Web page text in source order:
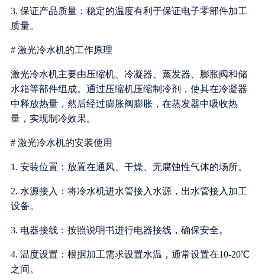
3. 保证产品质量：稳定的温度有利于保证电子零部件加工
质量。
# 激光冷水机的工作原理
激光冷水机主要由压缩机、冷凝器、蒸发器、膨胀阀和储
水箱等部件组成。通过压缩机压缩制冷剂，使其在冷凝器
中释放热量，然后经过膨胀阀膨胀，在蒸发器中吸收热
量，实现制冷效果。
# 激光冷水机的安装使用
1. 安装位置：放置在通风、干燥、无腐蚀性气体的场所。
2. 水源接入：将冷水机进水管接入水源，出水管接入加工
设备。
3. 电器接线：按照说明书进行电器接线，确保安全。
4. 温度设置：根据加工需求设置水温，通常设置在10-20℃
之间。